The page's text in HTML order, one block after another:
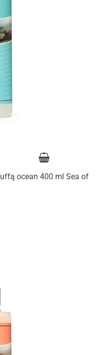
ocean 400 ml Sea of